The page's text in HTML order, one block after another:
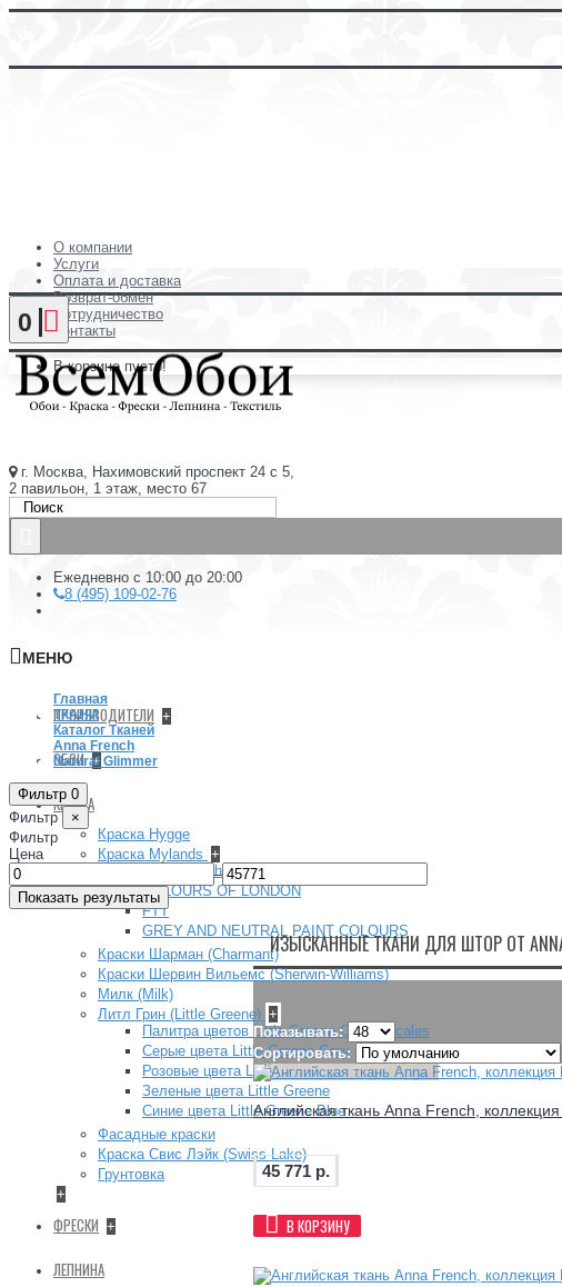
О компании
Услуги
Оплата и доставка
Возврат-обмен
Сотрудничество
Контакты
0
В корзине пусто!
г. Москва, Нахимовский проспект 24 с 5,
2 павильон, 1 этаж, место 67
Ежедневно с 10:00 до 20:00
8 (495) 109-02-76
МЕНЮ
ПРОИЗВОДИТЕЛИ +
ОБОИ +
КРАСКА
Краска Hygge
Краска Mylands +
Архив (Archive) collection
COLOURS OF LONDON
FTT
GREY AND NEUTRAL PAINT COLOURS
Краски Шарман (Charmant)
Краски Шервин Вильемс (Sherwin-Williams)
Милк (Milk)
Литл Грин (Little Greene) +
Палитра цветов Little Greene Colour Scales
Серые цвета Little Greene Grey
Розовые цвета Little Greene Pink
Зеленые цвета Little Greene
Синие цвета Little Greene Blue
Фасадные краски
Краска Свис Лэйк (Swiss Lake)
Грунтовка
+
ФРЕСКИ +
ЛЕПНИНА
Главная
ТКАНИ
Каталог Тканей
Anna French
Natural Glimmer
Фильтр 0
Фильтр
×
Фильтр
Цена
–
Показать результаты
ИЗЫСКАННЫЕ ТКАНИ ДЛЯ ШТОР ОТ ANNA
Показывать:
Сортировать:
Английская ткань Anna French,
45 771 р.
В КОРЗИНУ